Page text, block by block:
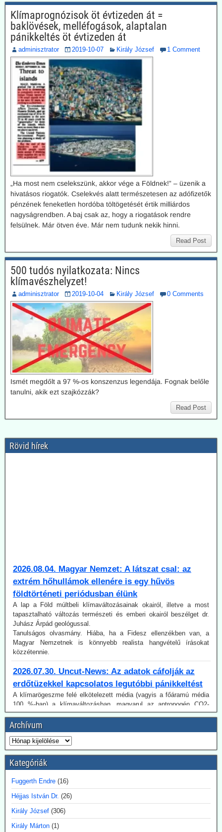
Klímaprognózisok öt évtizeden át =
baklövések, melléfogások, alaptalan
pánikkeltés öt évtizeden át
adminisztrator 2019-10-07 Király József 1 Comment
„Ha most nem cselekszünk, akkor vége a Földnek!” – üzenik a
hivatásos riogatók. Cselekvés alatt természetesen az adófizetők
pénzének feneketlen hordóba töltögetését értik milliárdos
nagyságrendben. A baj csak az, hogy a riogatások rendre
felsülnek. Már ötven éve. Már nem tudunk nekik hinni.
Read Post
500 tudós nyilatkozata: Nincs
klímavészhelyzet!
adminisztrator 2019-10-04 Király József 0 Comments
Ismét megdőlt a 97 %-os konszenzus legendája. Fognak belőle
tanulni, akik ezt szajkózzák?
Read Post
Rövid hírek
földtörténeti periódusban élünk
A lap a Föld múltbeli klímaváltozásainak okairól, illetve a most
tapasztalható változás természeti és emberi okairól beszélget dr.
Juhász Árpád geológussal.
Tanulságos olvasmány. Hiába, ha a Fidesz ellenzékben van, a
Magyar Nemzetnek is könnyebb realista hangvételű írásokat
közzétennie.
2026.07.30. Uncut-News: Az adatok cáfolják az
A klímarögeszme felé elkötelezett média (vagyis a főáramú média
100 %-ban) a klímaváltozásban, magyarul az antropogén CO2-
kibocsátás növekedésében igyekszik megtalálni (vagy legalábbis az
olvasókkal elhitetni) az erdőtüzek okát. Így van ez az idén is, mint a
korábbi években. A gépezet figyelmen kívül hagyja úgy az emberi
tényezőt, akár a gondatlanságot, akár a szándékos gyújtogatást,
mint a hatósági ideológiavezérelt hozzáállást, amit több
bejegyzésünkben tematizáltunk. De még így is van egy probléma:
Az idén jóval alacsonyabb a tűzesetek száma világszerte, mint a
regisztrálás 2003-as kezdete óta.
Ugyancsak az uncut-news számol be róla, Franciaországban idén
július 6-a óta 162 embert vettek őrizetbe szándékos tűzgyújtás
gyanújával.
2026.07.28. Blackout News: A feneketlen hordó
neve karbonsemlegesség - Németországban is
Archívum
Kategóriák
Fuggerth Endre (16)
Héjjas István Dr. (26)
Király József (306)
Király Márton (1)